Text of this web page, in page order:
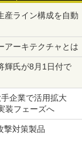
産ライン構成を自動
アーキテクチャとは
氏が8月1日付で
手企業で活用拡大
装フェーズへ
撃対策製品